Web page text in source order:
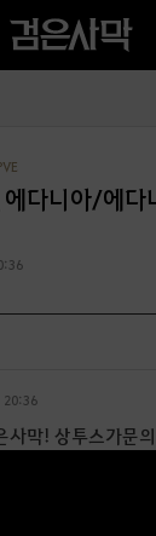
다니아/에다
20:36
사막! 상투스가문